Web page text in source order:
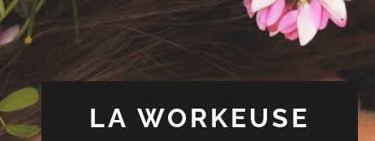
LA WORKEUSE